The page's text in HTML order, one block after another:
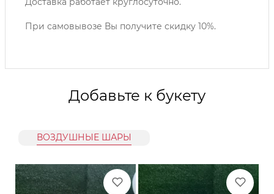
При самовывозе Вы получите скидку 10%.
Добавьте к букету
ВОЗДУШНЫЕ ШАРЫ